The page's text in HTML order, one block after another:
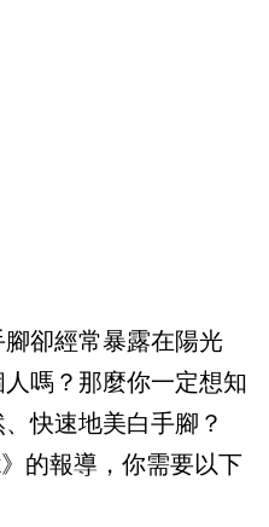
卻經常暴露在陽光
嗎？那麼你一定想知
快速地美白手腳？
的報導，你需要以下